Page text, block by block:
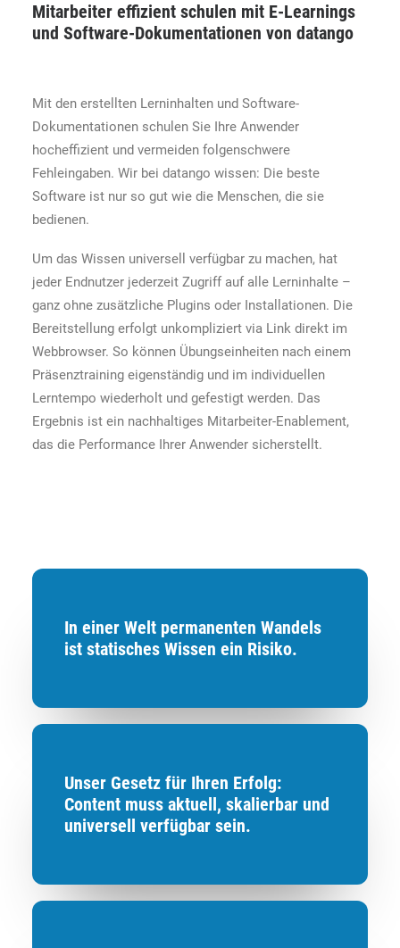
Mitarbeiter effizient schulen mit E-Learnings
und Software-Dokumentationen von datango
Mit den erstellten Lerninhalten und Software-
Dokumentationen schulen Sie Ihre Anwender
hocheffizient und vermeiden folgenschwere
Fehleingaben. Wir bei datango wissen: Die beste
Software ist nur so gut wie die Menschen, die sie
bedienen.
Um das Wissen universell verfügbar zu machen, hat
jeder Endnutzer jederzeit Zugriff auf alle Lerninhalte –
ganz ohne zusätzliche Plugins oder Installationen. Die
Bereitstellung erfolgt unkompliziert via Link direkt im
Webbrowser. So können Übungseinheiten nach einem
Präsenztraining eigenständig und im individuellen
Lerntempo wiederholt und gefestigt werden. Das
Ergebnis ist ein nachhaltiges Mitarbeiter-Enablement,
das die Performance Ihrer Anwender sicherstellt.
In einer Welt permanenten Wandels
ist statisches Wissen ein Risiko.
Unser Gesetz für Ihren Erfolg:
Content muss aktuell, skalierbar und
universell verfügbar sein.